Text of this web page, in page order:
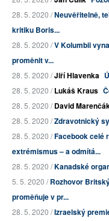
28. 5. 2020 /Neuvěřitelně,
kritiku Boris...
28. 5. 2020 /V Kolumbii
proměnit v...
28. 5. 2020 /Jiří Hlavenka
28. 5. 2020 /Lukáš Kraus
28. 5. 2020 /David
28. 5. 2020 /Zdravotnický
28. 5. 2020 /Facebook celé
extrémismus – a odmítá...
28. 5. 2020 /Kanadské
5. 5. 2020 /Rozhovor
proměňuje v pr...
28. 5. 2020 /Izraelský